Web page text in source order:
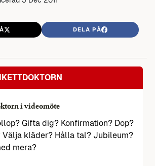
DELA PÅ
i videomöte
Gifta dig? Konfirmation? Dop?
Välja kläder? Hålla tal? Jubileum?
mera?